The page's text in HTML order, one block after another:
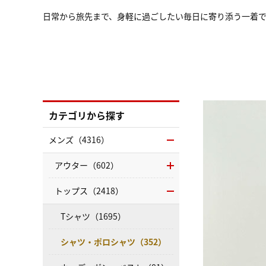
日常から旅先まで、身軽に過ごしたい毎日に寄り添う一着
カテゴリから探す
メンズ（4316）
アウター（602）
トップス（2418）
Tシャツ（1695）
シャツ・ポロシャツ（352）